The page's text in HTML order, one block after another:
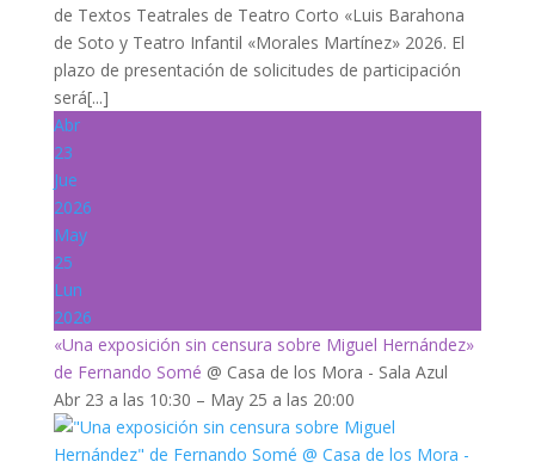
de Textos Teatrales de Teatro Corto «Luis Barahona
de Soto y Teatro Infantil «Morales Martínez» 2026. El
plazo de presentación de solicitudes de participación
será[...]
Abr
23
Jue
2026
May
25
Lun
2026
«Una exposición sin censura sobre Miguel Hernández»
de Fernando Somé @ Casa de los Mora - Sala Azul
Abr 23 a las 10:30 – May 25 a las 20:00